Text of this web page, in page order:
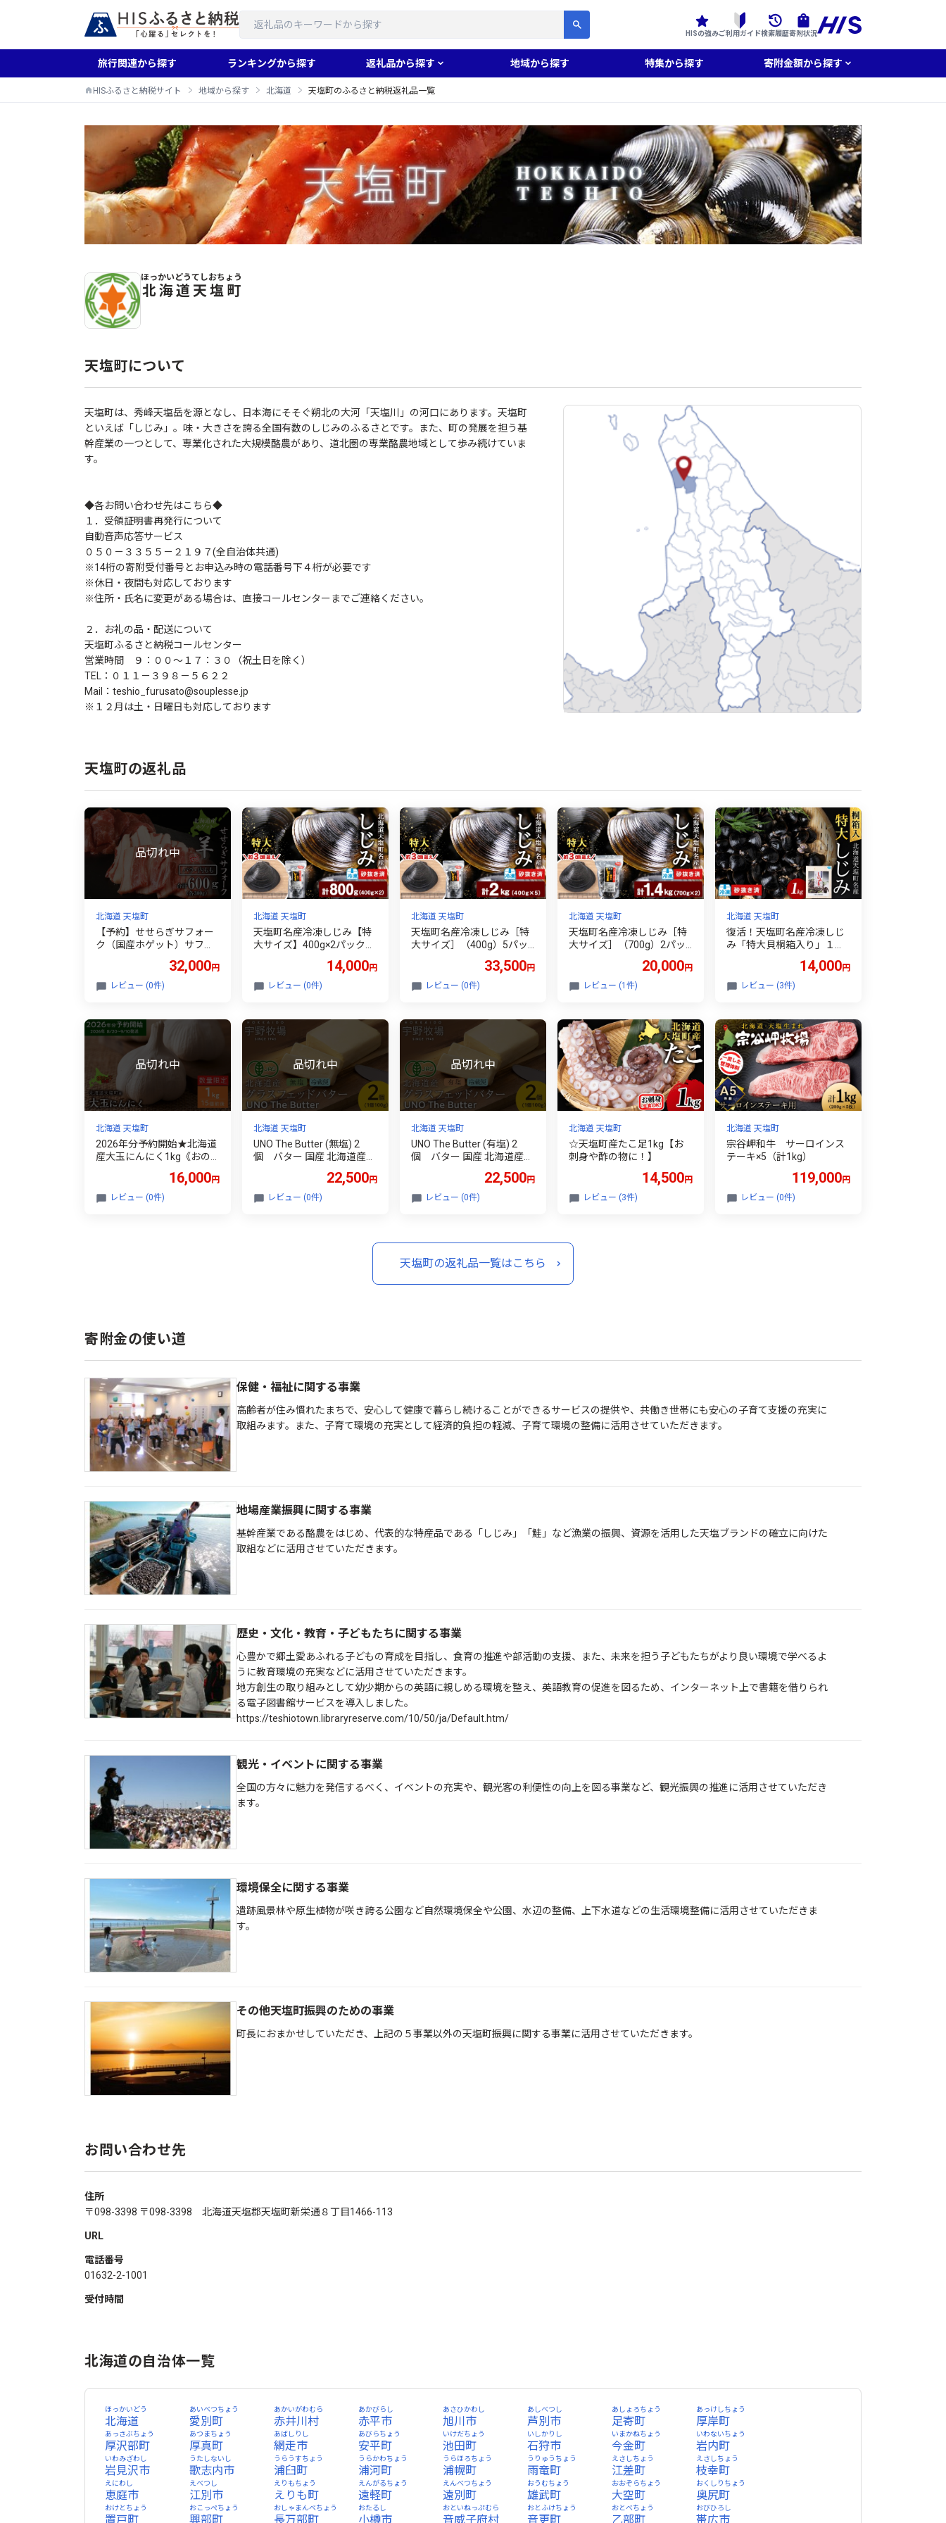
HISの強みご利用ガイド検索履歴寄附状況
旅行関連から探す ランキングから探す 返礼品から探す 地域から探す 特集から探す 寄附金額から探す
HISふるさと納税サイト 地域から探す 北海道 天塩町のふるさと納税返礼品一覧
天塩町のふるさと納税返礼品一覧
北海道
ほっかいどう
天塩町
てしおちょう
天塩町について
天塩町は、秀峰天塩岳を源となし、日本海にそそぐ朔北の大河「天塩川」の河口にあります。天塩町
といえば「しじみ」。味・大きさを誇る全国有数のしじみのふるさとです。また、町の発展を担う基
幹産業の一つとして、専業化された大規模酪農があり、道北圏の専業酪農地域として歩み続けていま
す。
◆各お問い合わせ先はこちら◆
１．受領証明書再発行について
自動音声応答サービス
０５０－３３５５－２１９７(全自治体共通)
※14桁の寄附受付番号とお申込み時の電話番号下４桁が必要です
※休日・夜間も対応しております
※住所・氏名に変更がある場合は、直接コールセンターまでご連絡ください。
２．お礼の品・配送について
天塩町ふるさと納税コールセンター
営業時間 ９：００～１７：３０（祝土日を除く）
TEL：０１１－３９８－５６２２
Mail：teshio_furusato@souplesse.jp
※１２月は土・日曜日も対応しております
天塩町の返礼品
北海道 天塩町
【予約】せせらぎサフォー
ク（国産ホゲット）サフォ
ｇセット（バラ・内もも各3
00ｇ）＜計良商事＞
32,000円
レビュー (0件)
北海道 天塩町
天塩町名産冷凍しじみ【特
大サイズ】400g×2パック＜
14,000円
レビュー (0件)
北海道 天塩町
天塩町名産冷凍しじみ［特
大サイズ］（400g）5パッ
33,500円
レビュー (0件)
北海道 天塩町
天塩町名産冷凍しじみ［特
大サイズ］（700g）2パッ
20,000円
レビュー (1件)
北海道 天塩町
復活！天塩町名産冷凍しじ
み「特大貝桐箱入り」１ｋ
14,000円
レビュー (3件)
北海道 天塩町
2026年分予約開始★北海道
産大玉にんにく1kg《おの
16,000円
レビュー (0件)
北海道 天塩町
UNO The Butter (無塩) 2
個 バター 国産 北海道産
22,500円
レビュー (0件)
北海道 天塩町
UNO The Butter (有塩) 2
個 バター 国産 北海道産
22,500円
レビュー (0件)
北海道 天塩町
☆天塩町産たこ足1kg【お
刺身や酢の物に！】
14,500円
レビュー (3件)
北海道 天塩町
宗谷岬和牛 サーロインス
テーキ×5（計1kg）
119,000円
レビュー (0件)
天塩町の返礼品一覧はこちら
寄附金の使い道
保健・福祉に関する事業
高齢者が住み慣れたまちで、安心して健康で暮らし続けることができるサービスの提供や、共働き世帯にも安心の子育て支援の充実に
取組みます。また、子育て環境の充実として経済的負担の軽減、子育て環境の整備に活用させていただきます。
地場産業振興に関する事業
基幹産業である酪農をはじめ、代表的な特産品である「しじみ」「鮭」など漁業の振興、資源を活用した天塩ブランドの確立に向けた
取組などに活用させていただきます。
歴史・文化・教育・子どもたちに関する事業
心豊かで郷土愛あふれる子どもの育成を目指し、食育の推進や部活動の支援、また、未来を担う子どもたちがより良い環境で学べるよ
うに教育環境の充実などに活用させていただきます。
地方創生の取り組みとして幼少期からの英語に親しめる環境を整え、英語教育の促進を図るため、インターネット上で書籍を借りられ
る電子図書館サービスを導入しました。
https://teshiotown.libraryreserve.com/10/50/ja/Default.htm/
観光・イベントに関する事業
全国の方々に魅力を発信するべく、イベントの充実や、観光客の利便性の向上を図る事業など、観光振興の推進に活用させていただき
ます。
環境保全に関する事業
遺跡風景林や原生植物が咲き誇る公園など自然環境保全や公園、水辺の整備、上下水道などの生活環境整備に活用させていただきま
す。
その他天塩町振興のための事業
町長におまかせしていただき、上記の５事業以外の天塩町振興に関する事業に活用させていただきます。
お問い合わせ先
住所
〒098-3398 〒098-3398 北海道天塩郡天塩町新栄通８丁目1466-113
URL
電話番号
01632-2-1001
受付時間
北海道の自治体一覧
北海道
ほっかいどう
愛別町
あいベつちょう
赤井川村
あかいがわむら
赤平市
あかびらし
旭川市
あさひかわし
芦別市
あしべつし
足寄町
あしょろちょう
厚岸町
あっけしちょう
厚沢部町
あっさぶちょう
厚真町
あつまちょう
網走市
あばしりし
安平町
あびらちょう
池田町
いけだちょう
石狩市
いしかりし
今金町
いまかねちょう
岩内町
いわないちょう
岩見沢市
いわみざわし
歌志内市
うたしないし
浦臼町
うらうすちょう
浦河町
うらかわちょう
浦幌町
うらほろちょう
雨竜町
うりゅうちょう
江差町
えさしちょう
枝幸町
えさしちょう
恵庭市
えにわし
江別市
えべつし
えりも町
えりもちょう
遠軽町
えんがるちょう
遠別町
えんべつちょう
雄武町
おうむちょう
大空町
おおぞらちょう
奥尻町
おくしりちょう
置戸町
おけとちょう
興部町
おこっぺちょう
長万部町
おしゃまんべちょう
小樽市
おたるし
音威子府村
おといねっぷむら
音更町
おとふけちょう
乙部町
おとべちょう
帯広市
おびひろし